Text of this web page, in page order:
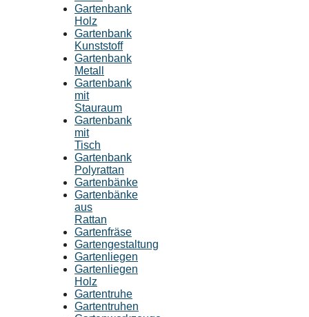
Gartenbank
Holz
Gartenbank
Kunststoff
Gartenbank
Metall
Gartenbank
mit
Stauraum
Gartenbank
mit
Tisch
Gartenbank
Polyrattan
Gartenbänke
Gartenbänke
aus
Rattan
Gartenfräse
Gartengestaltung
Gartenliegen
Gartenliegen
Holz
Gartentruhe
Gartentruhen